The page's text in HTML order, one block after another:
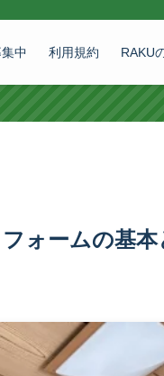
中 利用規約 RAKU
TAP
ォームの基本